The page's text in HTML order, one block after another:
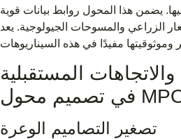
يضمن هذا المحول روابط بيانات قوية
الزراعي والمسوحات الجيولوجية. يعد
والاتجاهات المستقبلية
تصغير التصاميم الوعرة